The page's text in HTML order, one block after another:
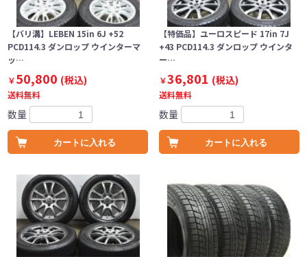
【バリ溝】LEBEN 15in 6J +52
PCD114.3 ダンロップ ウインターマ
ッ…
￥50,800 (税込)
送料無料
数量
カートに入れる
【特価品】ユーロスピード 17in 7J
+43 PCD114.3 ダンロップ ウインタ
ー…
￥36,801 (税込)
送料無料
数量
カートに入れる